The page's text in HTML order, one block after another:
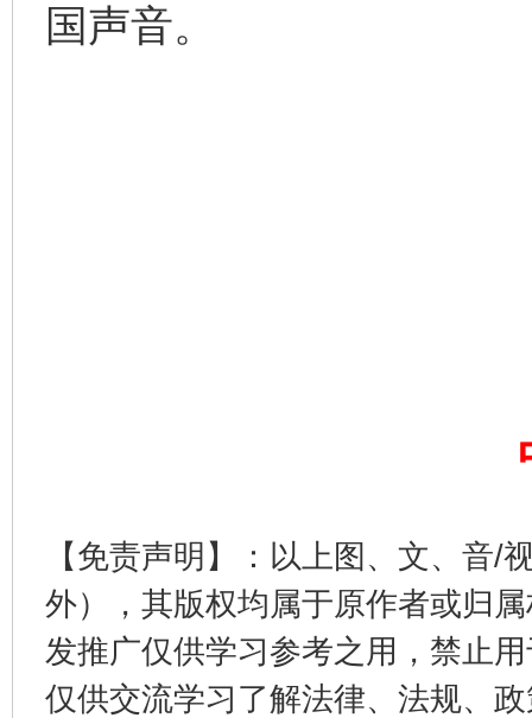
国声音。
【免责声明】：以上图、文、音/
外），其版权均属于原作者或归
发推广仅供学习参考之用，禁止
仅供交流学习了解法律、法规、
东山县通报“牛蛙产品抗生素超标问题” 法